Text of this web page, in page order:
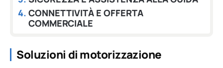
CONNETTIVITÀ E OFFERTA
COMMERCIALE
Soluzioni di motorizzazione